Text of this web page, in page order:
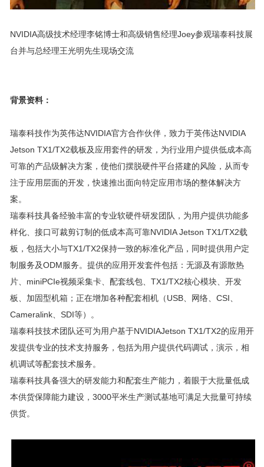
NVIDIA高级技术经理李铭博士和高级销售经理Joey参观瑞泰科技展
台并与总经理王光明先生现场交流
背景资料：
瑞泰科技作为英伟达NVIDIA官方合作伙伴，致力于英伟达NVIDIA
Jetson TX1/TX2载板及应用套件的研发，为行业用户提供低成本高
可靠的产品级解决方案，使他们摆脱硬件平台搭建的风险，从而专
注于应用层面的开发，快速推出面向特定应用市场的整体解决方
案。
瑞泰科技具备经验丰富的专业软硬件研发团队，为用户提供功能多
样化、接口可裁剪订制的低成本高可靠NVIDIA Jetson TX1/TX2载
板，包括大小与TX1/TX2保持一致的标准化产品，同时提供用户定
制服务及ODM服务。提供的应用开发套件包括：无源及有源散热
片、miniPCIe视频采集卡、配套线包、TX1/TX2核心模块、开发
板、加固型机箱；正在增加各种配套相机（USB、网络、CSI、
Cameralink、SDI等）。
瑞泰科技技术团队还可为用户基于NVIDIAJetson TX1/TX2的应用开
发提供专业的技术支持服务，包括为用户提供代码调试，演示，相
机调试等配套技术服务。
瑞泰科技具备强大的研发能力和配套生产能力，着眼于大批量低成
本供货保障能力建设，3000平米生产测试基地可满足大批量可持续
供货。